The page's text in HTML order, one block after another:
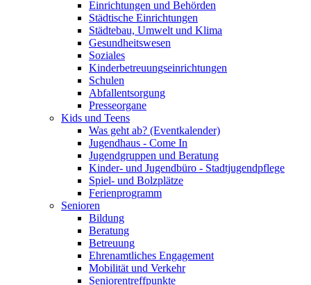
Einrichtungen und Behörden
Städtische Einrichtungen
Städtebau, Umwelt und Klima
Gesundheitswesen
Soziales
Kinderbetreuungseinrichtungen
Schulen
Abfallentsorgung
Presseorgane
Kids und Teens
Was geht ab? (Eventkalender)
Jugendhaus - Come In
Jugendgruppen und Beratung
Kinder- und Jugendbüro - Stadtjugendpflege
Spiel- und Bolzplätze
Ferienprogramm
Senioren
Bildung
Beratung
Betreuung
Ehrenamtliches Engagement
Mobilität und Verkehr
Seniorentreffpunkte